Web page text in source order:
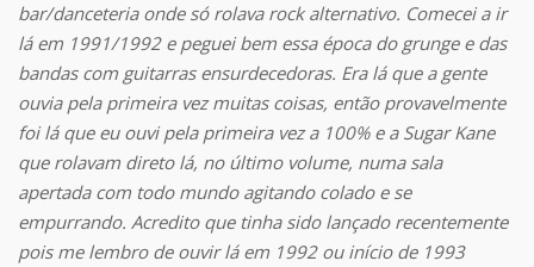
bar/danceteria onde só rolava rock alternativo. Comecei a ir
lá em 1991/1992 e peguei bem essa época do grunge e das
bandas com guitarras ensurdecedoras. Era lá que a gente
ouvia pela primeira vez muitas coisas, então provavelmente
foi lá que eu ouvi pela primeira vez a 100% e a Sugar Kane
que rolavam direto lá, no último volume, numa sala
apertada com todo mundo agitando colado e se
empurrando. Acredito que tinha sido lançado recentemente
pois me lembro de ouvir lá em 1992 ou início de 1993